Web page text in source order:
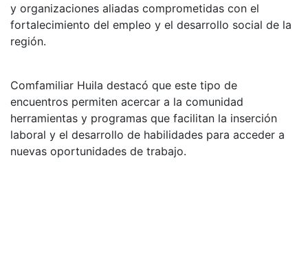
y organizaciones aliadas comprometidas con el
fortalecimiento del empleo y el desarrollo social de la
región.
Comfamiliar Huila destacó que este tipo de
encuentros permiten acercar a la comunidad
herramientas y programas que facilitan la inserción
laboral y el desarrollo de habilidades para acceder a
nuevas oportunidades de trabajo.